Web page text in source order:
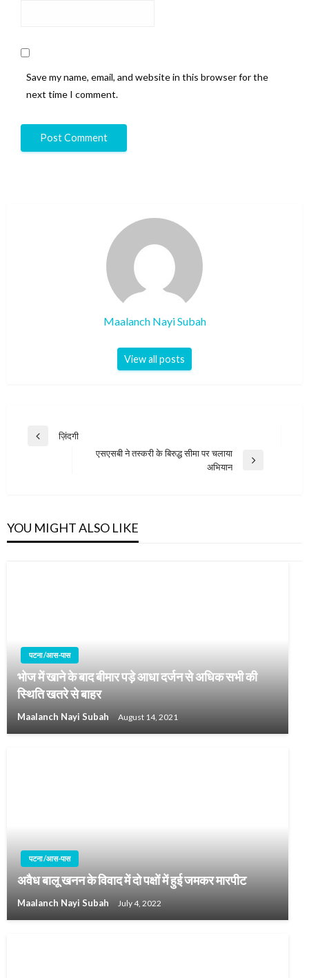
Save my name, email, and website in this browser for the
next time I comment.
Maalanch Nayi Subah
View all posts
Post
Previous
ज़िंदगी
एसएसबी ने तस्करी के बिरुद्ध सीमा पर चलाया
अभियान
YOU MIGHT ALSO LIKE
पटना /आस-पास
भोज में खाने के बाद बीमार पड़े आधा दर्जन से अधिक सभी की
स्थिति खतरे से बाहर
Maalanch Nayi Subah August 14, 2021
पटना /आस-पास
अवैध बालू खनन के विवाद में दो पक्षों में हुई जमकर मारपीट
Maalanch Nayi Subah July 4, 2022